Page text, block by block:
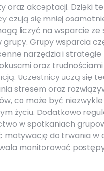
oraz akceptacji. Dzięki
czują się mniej
liczyć na wsparcie ze
grupy. Grupy wsparcia
narzędzia i strategie
oraz
Uczestnicy uczą się
stresem oraz
co może być
życiu. Dodatkowo
w spotkaniach
motywację do trwania w
monitorować